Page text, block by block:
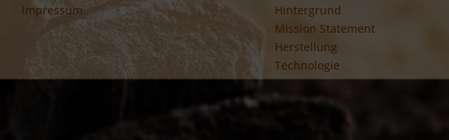
Impressum
Hintergrund
Mission Statement
Herstellung
Technologie